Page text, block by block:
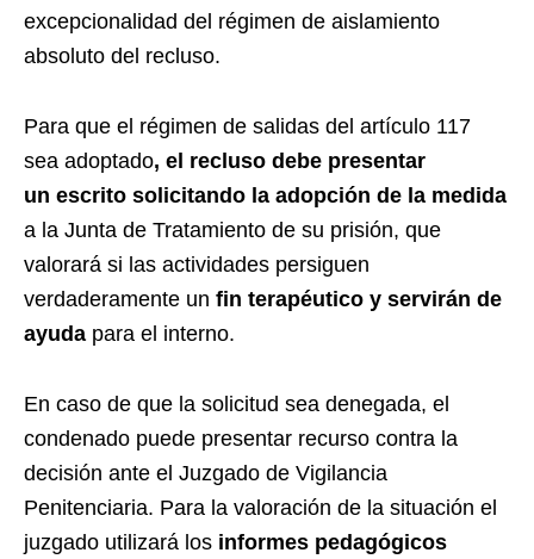
excepcionalidad del régimen de aislamiento
absoluto del recluso.
Para que el régimen de salidas del artículo 117
sea adoptado, el recluso debe presentar
un escrito solicitando la adopción de la medida
a la Junta de Tratamiento de su prisión, que
valorará si las actividades persiguen
verdaderamente un fin terapéutico y servirán de
ayuda para el interno.
En caso de que la solicitud sea denegada, el
condenado puede presentar recurso contra la
decisión ante el Juzgado de Vigilancia
Penitenciaria. Para la valoración de la situación el
juzgado utilizará los informes pedagógicos